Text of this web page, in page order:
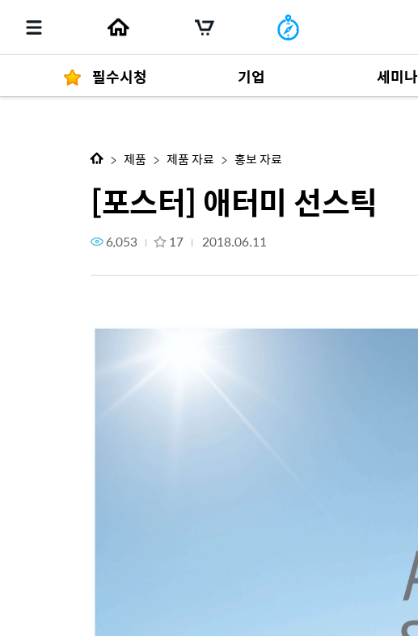
필수시청 기업
경영자 메세지292
세미나
[포스터] 애터미 선스틱
다음 콘텐츠
제품 제품 자료 홍보 자료
[포스터] 애터미 선스틱
6,053 17 2018.06.11